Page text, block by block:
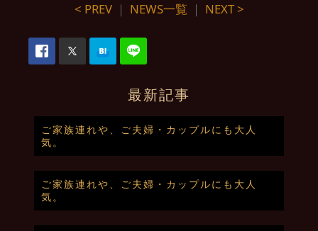
< PREV｜ NEWS一覧 ｜ NEXT >
最新記事
ご家族連れや、ご夫婦・カップルにも大人
気。
ご家族連れや、ご夫婦・カップルにも大人
気。